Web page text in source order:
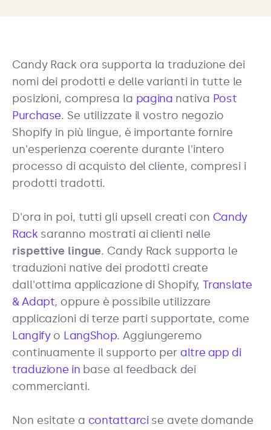
Candy Rack ora supporta la traduzione dei
nomi dei prodotti e delle varianti in tutte le
posizioni, compresa la pagina nativa Post
Purchase. Se utilizzate il vostro negozio
Shopify in più lingue, è importante fornire
un'esperienza coerente durante l'intero
processo di acquisto del cliente, compresi i
prodotti tradotti.
D'ora in poi, tutti gli upsell creati con Candy
Rack saranno mostrati ai clienti nelle
rispettive lingue. Candy Rack supporta le
traduzioni native dei prodotti create
dall'ottima applicazione di Shopify,Translate
& Adapt, oppure è possibile utilizzare
applicazioni di terze parti supportate, come
Langifyo LangShop. Aggiungeremo
continuamente il supporto per altre app di
traduzione in base al feedback dei
commercianti.
Non esitate a contattarci se avete domande